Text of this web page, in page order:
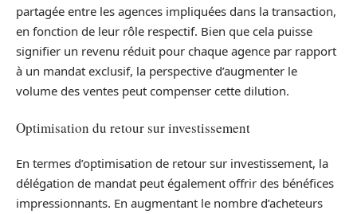
partagée entre les agences impliquées dans la transaction,
en fonction de leur rôle respectif. Bien que cela puisse
signifier un revenu réduit pour chaque agence par rapport
à un mandat exclusif, la perspective d’augmenter le
volume des ventes peut compenser cette dilution.
Optimisation du retour sur investissement
En termes d’optimisation de retour sur investissement, la
délégation de mandat peut également offrir des bénéfices
impressionnants. En augmentant le nombre d’acheteurs